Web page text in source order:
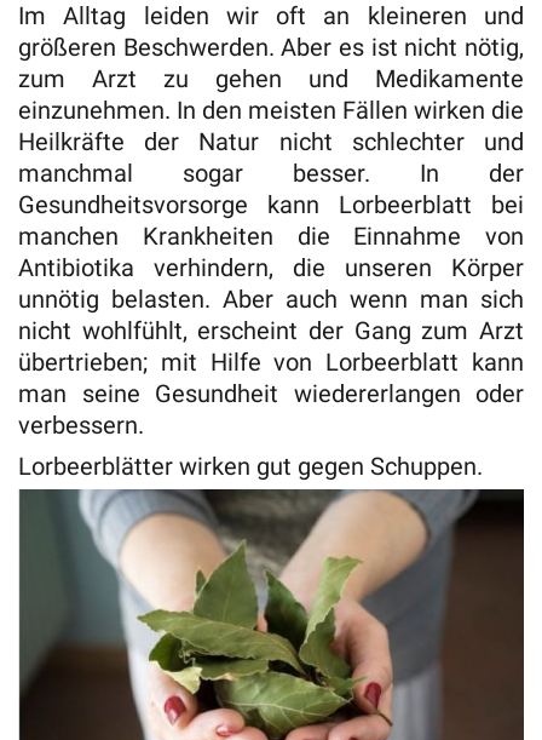
Im Alltag leiden wir oft an kleineren und
größeren Beschwerden. Aber es ist nicht nötig,
zum Arzt zu gehen und Medikamente
einzunehmen. In den meisten Fällen wirken die
Heilkräfte der Natur nicht schlechter und
manchmal sogar besser. In der
Gesundheitsvorsorge kann Lorbeerblatt bei
manchen Krankheiten die Einnahme von
Antibiotika verhindern, die unseren Körper
unnötig belasten. Aber auch wenn man sich
nicht wohlfühlt, erscheint der Gang zum Arzt
übertrieben; mit Hilfe von Lorbeerblatt kann
man seine Gesundheit wiedererlangen oder
verbessern.
Lorbeerblätter wirken gut gegen Schuppen.